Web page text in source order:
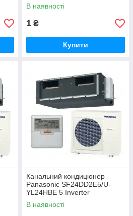
В наявності
1 ₴
Купити
Канальний кондиціонер
Panasonic SF24DD2E5/U-
YL24HBE 5 Inverter
В наявності